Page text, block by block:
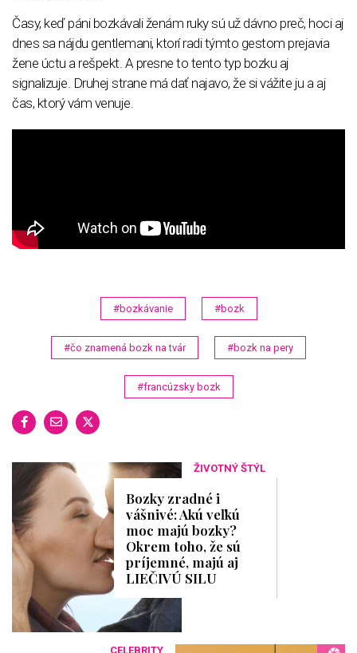
Časy, keď páni bozkávali ženám ruky sú už dávno preč, hoci aj
dnes sa nájdu gentlemani, ktorí radi týmto gestom prejavia
žene úctu a rešpekt. A presne to tento typ bozku aj
signalizuje. Druhej strane má dať najavo, že si vážite ju a aj
čas, ktorý vám venuje.
#bozkávanie #bozk
#čo znamená bozk na tvár #bozk na pery
#francúzsky bozk
ŽIVOTNÝ ŠTÝL
Bozky zradné i
vášnivé: Akú veľkú
moc majú bozky?
Okrem toho, že sú
príjemné, majú aj
LIEČIVÚ SILU
CELEBRITY